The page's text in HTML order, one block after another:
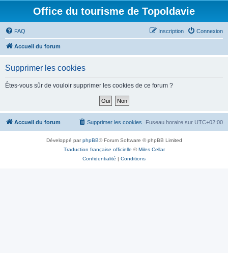
Office du tourisme de Topoldavie
FAQ Connexion
Inscription
Accueil du forum
Supprimer les cookies
Êtes-vous sûr de vouloir supprimer les cookies de ce forum ?
Accueil du forum Fuseau horaire sur UTC+02:00
Supprimer les cookies
Développé parphpBB® Forum Software © phpBB Limited
Traduction française officielle ©Miles Cellar
Confidentialité | Conditions